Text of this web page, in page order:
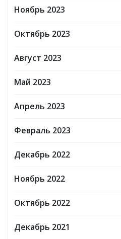
Ноябрь 2023
Октябрь 2023
Август 2023
Май 2023
Апрель 2023
Февраль 2023
Декабрь 2022
Ноябрь 2022
Октябрь 2022
Декабрь 2021